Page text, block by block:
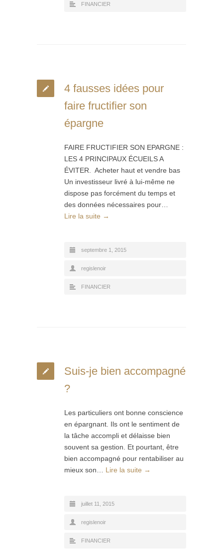
FINANCIER
4 fausses idées pour
faire fructifier son
épargne
FAIRE FRUCTIFIER SON EPARGNE :
LES 4 PRINCIPAUX ÉCUEILS A
ÉVITER. Acheter haut et vendre bas
Un investisseur livré à lui-même ne
dispose pas forcément du temps et
des données nécessaires pour…
Lire la suite →
septembre 1, 2015
regislenoir
FINANCIER
Suis-je bien accompagné
?
Les particuliers ont bonne conscience
en épargnant. Ils ont le sentiment de
la tâche accompli et délaisse bien
souvent sa gestion. Et pourtant, être
bien accompagné pour rentabiliser au
mieux son… Lire la suite →
juillet 11, 2015
regislenoir
FINANCIER